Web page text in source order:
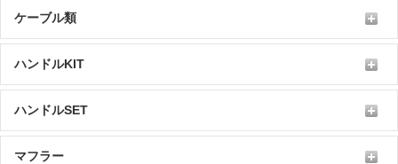
ケーブル類
ハンドルKIT
ハンドルSET
マフラー